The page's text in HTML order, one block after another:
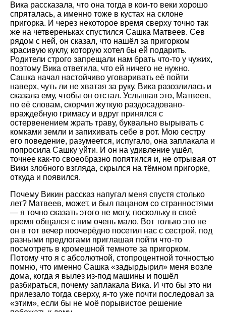
Вика рассказала, что она тогда в кои-то веки хорошо
спряталась, а именно тоже в кустах на склоне
пригорка. И через некоторое время сверху точно так
же на четвереньках спустился Сашка Матвеев. Сев
рядом с ней, он сказал, что нашёл за пригорком
красивую куклу, которую хотел бы ей подарить.
Родители строго запрещали нам брать что-то у чужих,
поэтому Вика ответила, что ей ничего не нужно.
Сашка начал настойчиво уговаривать её пойти
наверх, чуть ли не хватая за руку. Вика разозлилась и
сказала ему, чтобы он отстал. Услышав это, Матвеев,
по её словам, скорчил жуткую раздосадовано-
враждебную гримасу и вдруг принялся с
остервенением жрать траву, буквально вырывать с
комками земли и запихивать себе в рот. Мою сестру
его поведение, разумеется, испугало, она заплакала и
попросила Сашку уйти. И он на удивление ушёл,
точнее как-то своеобразно попятился и, не отрывая от
Вики злобного взгляда, скрылся на тёмном пригорке,
откуда и появился.
Почему Викин рассказ напугал меня спустя столько
лет? Матвеев, может, и был пацаном со странностями
— я точно сказать этого не могу, поскольку в своё
время общался с ним очень мало. Вот только это не
он в тот вечер поочерёдно посетил нас с сестрой, под
разными предлогами приглашая пойти что-то
посмотреть в кромешной темноте за пригорком.
Потому что я с абсолютной, стопроцентной точностью
помню, что именно Сашка «задырдырил» меня возле
дома, когда я вылез из-под машины и пошёл
разбираться, почему заплакала Вика. И что бы это ни
прилезало тогда сверху, я-то уже почти последовал за
«этим», если бы не моё порывистое решение